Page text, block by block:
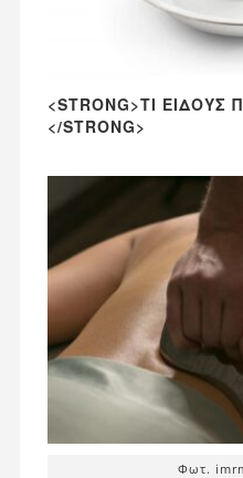
<STRONG>ΤΙ
</STRONG>
Φωτ.